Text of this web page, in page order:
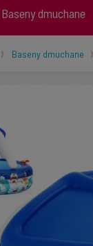
Baseny dmuchane
Baseny dmuchane